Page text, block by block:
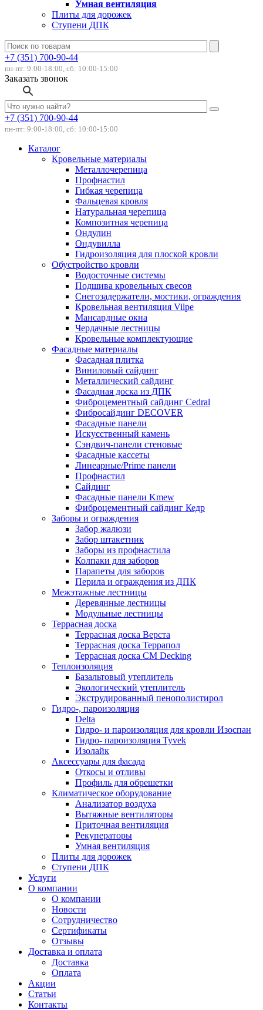
Умная вентиляция
Плиты для дорожек
Ступени ДПК
+7 (351) 700-90-44
пн-пт: 9:00-18:00, сб: 10:00-15:00
Заказать звонок
+7 (351) 700-90-44
пн-пт: 9:00-18:00, сб: 10:00-15:00
Каталог
Кровельные материалы
Металлочерепица
Профнастил
Гибкая черепица
Фальцевая кровля
Натуральная черепица
Композитная черепица
Ондулин
Ондувилла
Гидроизоляция для плоской кровли
Обустройство кровли
Водосточные системы
Подшива кровельных свесов
Снегозадержатели, мостики, ограждения
Кровельная вентиляция Vilpe
Мансардные окна
Чердачные лестницы
Кровельные комплектующие
Фасадные материалы
Фасадная плитка
Виниловый сайдинг
Металлический сайдинг
Фасадная доска из ДПК
Фиброцементный сайдинг Cedral
Фибросайдинг DECOVER
Фасадные панели
Искусственный камень
Сэндвич-панели стеновые
Фасадные кассеты
Линеарные/Prime панели
Профнастил
Сайдинг
Фасадные панели Kmew
Фиброцементный сайдинг Кедр
Заборы и ограждения
Забор жалюзи
Забор штакетник
Заборы из профнастила
Колпаки для заборов
Парапеты для заборов
Перила и ограждения из ДПК
Межэтажные лестницы
Деревянные лестницы
Модульные лестницы
Террасная доска
Террасная доска Верста
Террасная доска Террапол
Террасная доска CM Decking
Теплоизоляция
Базальтовый утеплитель
Экологический утеплитель
Экструдированный пенополистирол
Гидро-, пароизоляция
Delta
Гидро- и пароизоляция для кровли Изоспан
Гидро- пароизоляция Tyvek
Изолайк
Аксессуары для фасада
Откосы и отливы
Профиль для обрешетки
Климатическое оборудование
Анализатор воздуха
Вытяжные вентиляторы
Приточная вентиляция
Рекуператоры
Умная вентиляция
Плиты для дорожек
Ступени ДПК
Услуги
О компании
О компании
Новости
Сотрудничество
Сертификаты
Отзывы
Доставка и оплата
Доставка
Оплата
Акции
Статьи
Контакты